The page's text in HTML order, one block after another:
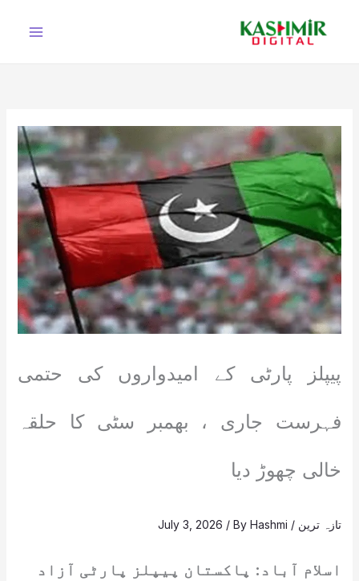
پیپلز پارٹی کے امیدواروں کی حتمی
فہرست جاری ، بھمبر سٹی کا حلقہ
خالی چھوڑ دیا
تازہ ترین /
July 3, 2026 / ByHashmi
اسلام آباد: پاکستان پیپلز پارٹی آزاد